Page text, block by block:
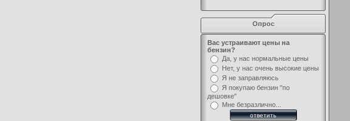
Опрос
Вас устраивают цены на
бензин?
Да, у нас нормальные цены
Нет, у нас очень высокие цены
Я не заправляюсь
Я покупаю бензин "по
дешовке"
Мне безразлично...